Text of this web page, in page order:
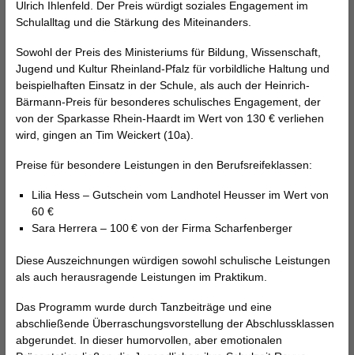
Ulrich Ihlenfeld. Der Preis würdigt soziales Engagement im
Schulalltag und die Stärkung des Miteinanders.
Sowohl der Preis des Ministeriums für Bildung, Wissenschaft,
Jugend und Kultur Rheinland-Pfalz für vorbildliche Haltung und
beispielhaften Einsatz in der Schule, als auch der Heinrich-
Bärmann-Preis für besonderes schulisches Engagement, der
von der Sparkasse Rhein-Haardt im Wert von 130 € verliehen
wird, gingen an Tim Weickert (10a).
Preise für besondere Leistungen in den Berufsreifeklassen:
Lilia Hess – Gutschein vom Landhotel Heusser im Wert von
60 €
Sara Herrera – 100 € von der Firma Scharfenberger
Diese Auszeichnungen würdigen sowohl schulische Leistungen
als auch herausragende Leistungen im Praktikum.
Das Programm wurde durch Tanzbeiträge und eine
abschließende Überraschungsvorstellung der Abschlussklassen
abgerundet. In dieser humorvollen, aber emotionalen